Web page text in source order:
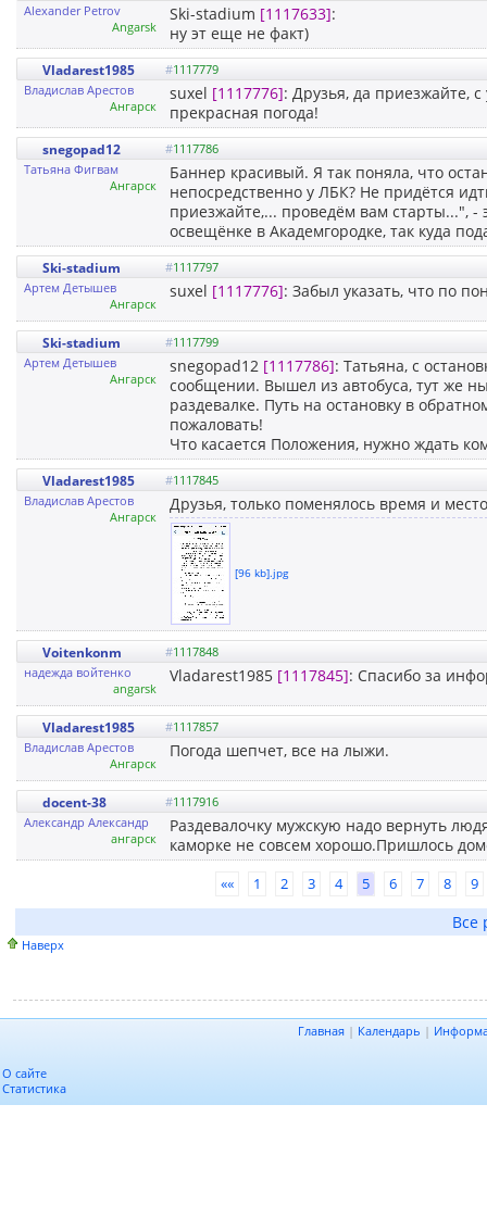
Alexander Petrov
Angarsk
Ski-stadium [1117633]:
ну эт еще не факт)
Vladarest1985 #1117779
Владислав Арестов
Ангарск
suxel [1117776]: Друзья, да приезжайте,
прекрасная погода!
snegopad12 #1117786
Татьяна Фигвам
Ангарск
Баннер красивый. Я так поняла, что
непосредственно у ЛБК? Не придётся
приезжайте,... проведём вам старты...", -
освещёнке в Академгородке, так куда
Ski-stadium #1117797
Артем Детышев
Ангарск
suxel [1117776]: Забыл указать, что по
Ski-stadium #1117799
Артем Детышев
Ангарск
snegopad12 [1117786]: Татьяна, с
сообщении. Вышел из автобуса, тут же
раздевалке. Путь на остановку в
пожаловать!
Что касается Положения, нужно ждать
Vladarest1985 #1117845
Владислав Арестов
Ангарск
Друзья, только поменялось время и
[96 kb].jpg
Voitenkonm #1117848
надежда войтенко
angarsk
Vladarest1985 [1117845]: Спасибо за
Vladarest1985 #1117857
Владислав Арестов
Ангарск
Погода шепчет, все на лыжи.
docent-38 #1117916
Александр Александр
ангарск
Раздевалочку мужскую надо вернуть
каморке не совсем хорошо.Пришлось
«« 1 2 3 4 5 6 7 8 9
Все
Наверх
Главная | Календарь |
О сайте
Статистика